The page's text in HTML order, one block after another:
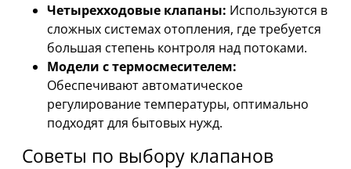
Четырехходовые клапаны: Используются в
сложных системах отопления, где требуется
большая степень контроля над потоками.
Модели с термосмесителем:
Обеспечивают автоматическое
регулирование температуры, оптимально
подходят для бытовых нужд.
Советы по выбору клапанов